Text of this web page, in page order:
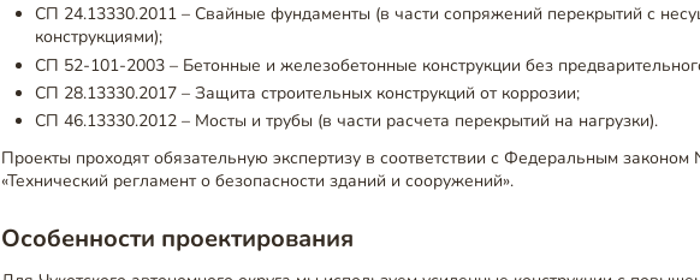
СП 24.13330.2011 – Свайные фундаменты (в части сопряжений перекрытий с
конструкциями);
СП 52-101-2003 – Бетонные и железобетонные конструкции без
СП 28.13330.2017 – Защита строительных конструкций от коррозии;
СП 46.13330.2012 – Мосты и трубы (в части расчета перекрытий на нагрузки).
Проекты проходят обязательную экспертизу в соответствии с Федеральным
«Технический регламент о безопасности зданий и сооружений».
Особенности проектирования